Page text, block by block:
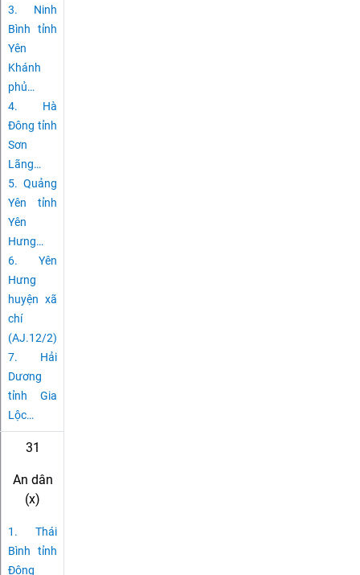
3. Ninh
Bình tỉnh
Yên
Khánh
phủ…
4. Hà
Đông tỉnh
Sơn
Lãng…
5. Quảng
Yên tỉnh
Yên
Hưng…
6. Yên
Hưng
huyện xã
chí
(AJ.12/2)
7. Hải
Dương
tỉnh Gia
Lộc…
31
An dân
(x)
1. Thái
Bình tỉnh
Đông